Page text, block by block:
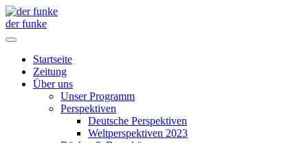
der funke
Startseite
Zeitung
Über uns
Unser Programm
Perspektiven
Deutsche Perspektiven
Weltperspektiven 2023